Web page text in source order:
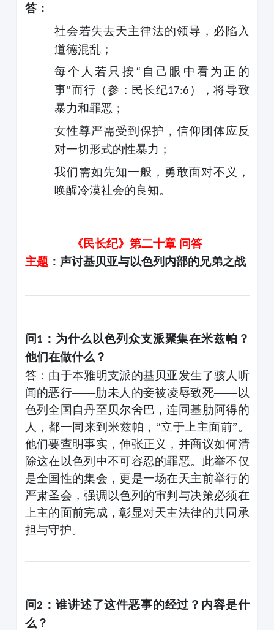
答：
社会若失去天主律法的领导，必陷入
道德混乱；
每个人若只按 “ 自己眼中看为正的
事”而行（参：民长纪17:6 ），将导致
暴力和罪恶；
女性尊严需受到保护，信仰团体应反
对一切形式的性暴力；
我们需如先知一般，勇敢面对不义，
唤醒冷漠社会的良知。
《民长纪》第二十章 问答
主题：声讨基贝亚与以色列内部的兄弟之战
问1 ： 为什么以色列众支派聚集在米兹帕？
他们在做什么？
答：由于本雅明支派的基贝亚发生了骇人听
闻的恶行——肋未人的妾被凌辱致死——以
色列全国自丹至贝尔舍巴，连同基肋阿得的
人，都一同来到米兹帕，“立于上主面前”。
他们要查明事实，伸张正义，并商议如何清
除这在以色列中不可容忍的罪恶。此举不仅
是全国性的集会，更是一场在天主前举行的
严肃圣会，强调以色列的审判与决策必须在
上主的面前完成，彰显对天主法律的共同承
担与守护。
问2 ：谁讲述了这件恶事的经过？内容是什
么？